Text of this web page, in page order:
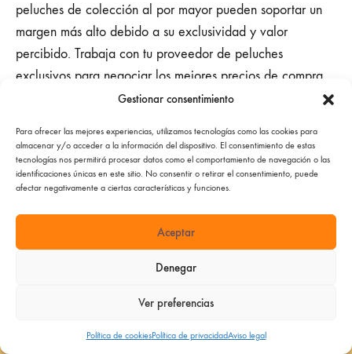
Gestionar consentimiento
Para ofrecer las mejores experiencias, utilizamos tecnologías como las cookies para
almacenar y/o acceder a la información del dispositivo. El consentimiento de estas
tecnologías nos permitirá procesar datos como el comportamiento de navegación o las
identificaciones únicas en este sitio. No consentir o retirar el consentimiento, puede
afectar negativamente a ciertas características y funciones.
Aceptar
Denegar
Ver preferencias
Política de cookiesPolítica de privacidadAviso legal
peluches de colección al por mayor pueden soportar un
margen más alto debido a su exclusividad y valor
percibido. Trabaja con tu proveedor de peluches
exclusivos para negociar los mejores precios de compra,
lo que te permitirá ofrecer precios competitivos sin
Precios Competitivos y
Percepción de Valor
Investiga los precios de tus competidores para asegurarte
limites a competir solo por precio. Destaca el valor único
Venta exclusiva para profesionales (B2B). Pedido mínimo
requerido: 100€.